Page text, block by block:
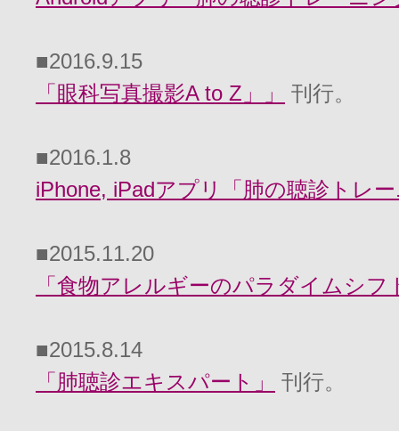
■2016.9.15
「眼科写真撮影A to Z」
」 刊行。
■2016.1.8
iPhone, iPadアプリ「肺の聴診トレ
■2015.11.20
「食物アレルギーのパラダイムシフ
■2015.8.14
「肺聴診エキスパート 」 刊行。